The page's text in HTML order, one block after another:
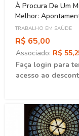
À Procura De Um
Melhor:
Sobre O Cinismo Em
Saúde
TRABALHO EM SAÚDE
R$ 65,00
Associado: R$
Faça login para
acesso ao